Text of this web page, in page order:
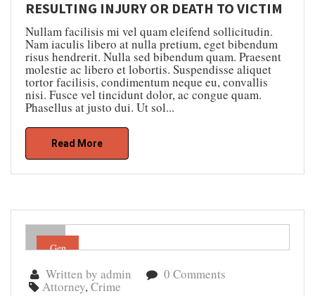
RESULTING INJURY OR DEATH TO VICTIM
Nullam facilisis mi vel quam eleifend sollicitudin.
Nam iaculis libero at nulla pretium, eget bibendum
risus hendrerit. Nulla sed bibendum quam. Praesent
molestie ac libero et lobortis. Suspendisse aliquet
tortor facilisis, condimentum neque eu, convallis
nisi. Fusce vel tincidunt dolor, ac congue quam.
Phasellus at justo dui. Ut sol...
Read More
Gen
Written by admin 0 Comments
Attorney,Crime